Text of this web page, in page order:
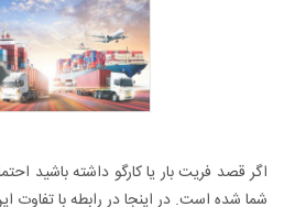
اگر قصد فریت بار یا کارگو داشته باشید
شما شده است. در اینجا در رابطه با تفاوت